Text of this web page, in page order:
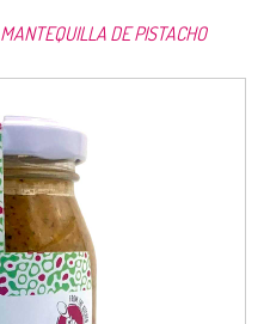
MANTEQUILLA DE PISTACHO